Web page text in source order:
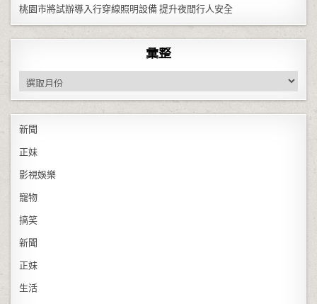
桃園市將試辦導入行穿線照明設備 提升夜間行人安全
彙整
彙整
新聞
正妹
影視娛樂
寵物
搞笑
新聞
正妹
生活